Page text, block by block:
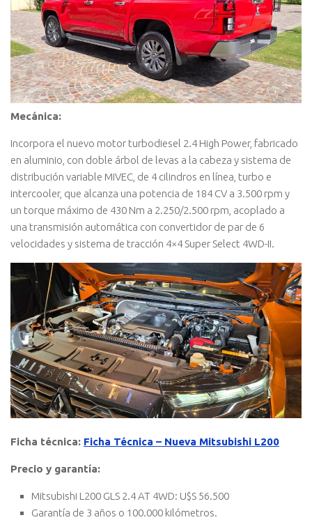
Mecánica:
Incorpora el nuevo motor turbodiesel 2.4 High Power, fabricado
en aluminio, con doble árbol de levas a la cabeza y sistema de
distribución variable MIVEC, de 4 cilindros en línea, turbo e
intercooler, que alcanza una potencia de 184 CV a 3.500 rpm y
un torque máximo de 430 Nm a 2.250/2.500 rpm, acoplado a
una transmisión automática con convertidor de par de 6
velocidades y sistema de tracción 4×4 Super Select 4WD-II.
Ficha técnica: Ficha Técnica – Nueva Mitsubishi L200
Precio y garantía:
Mitsubishi L200 GLS 2.4 AT 4WD: U$S 56.500
Garantía de 3 años o 100.000 kilómetros.